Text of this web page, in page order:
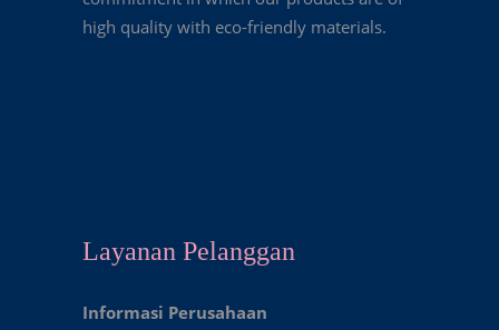
high quality with eco-friendly materials.
Layanan Pelanggan
Informasi Perusahaan